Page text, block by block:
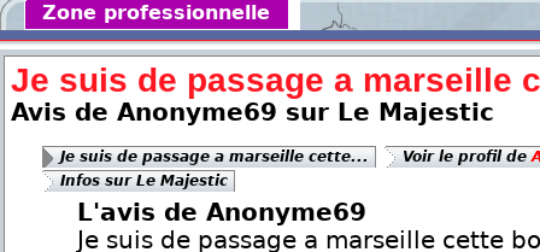
Zone professionnelle
Je suis de passage a marseille
Avis de Anonyme69 sur Le Majestic
Je suis de passage a marseille cette... Voir le profil de
Infos sur Le Majestic
L'avis de Anonyme69
Je suis de passage a marseille cette